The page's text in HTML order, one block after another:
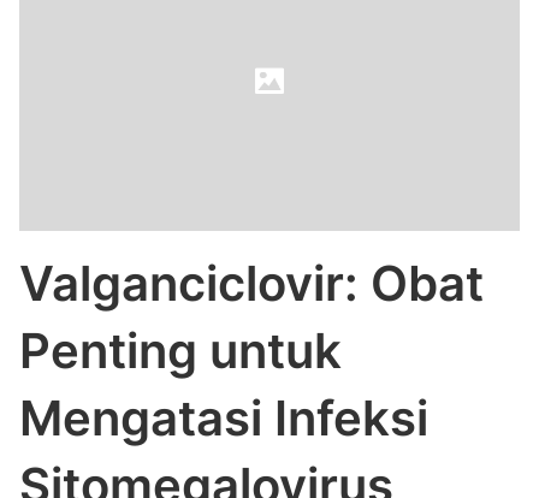
Valganciclovir: Obat
Penting untuk
Mengatasi Infeksi
Sitomegalovirus